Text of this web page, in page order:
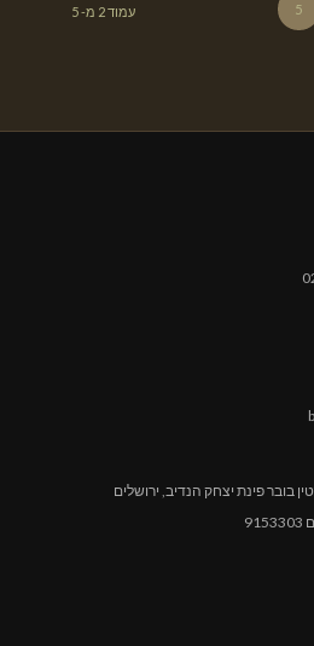
עמוד 2 מ- 5 5
בובר פינת יצחק הנדיב, ירושלים